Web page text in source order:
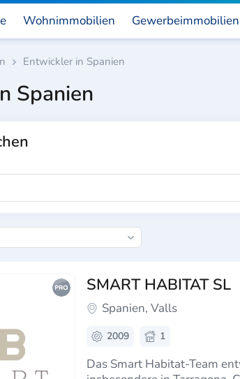
Wohnimmobilien Gewerbeimmobilien
Entwickler in Spanien
Spanien
SMART HABITAT SL
Spanien, Valls
2009 1
Das Smart Habitat-Team